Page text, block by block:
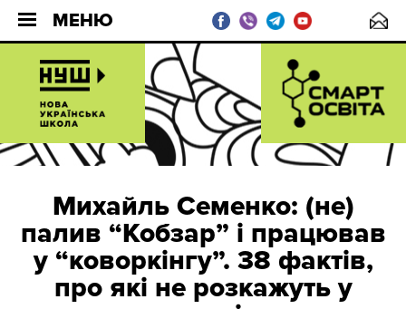
МЕНЮ
Михайль Семенко: (не)
палив “Кобзар” і працював
у “коворкінгу”. 38 фактів,
про які не розкажуть у